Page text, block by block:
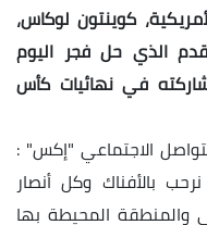
كوينتون لوكاس،
الذي حل فجر اليوم
في نهائيات كأس
الاجتماعي "إكس" :
بالأفناك وكل أنصار
المحيطة بها